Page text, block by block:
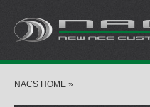
NACS HOME »